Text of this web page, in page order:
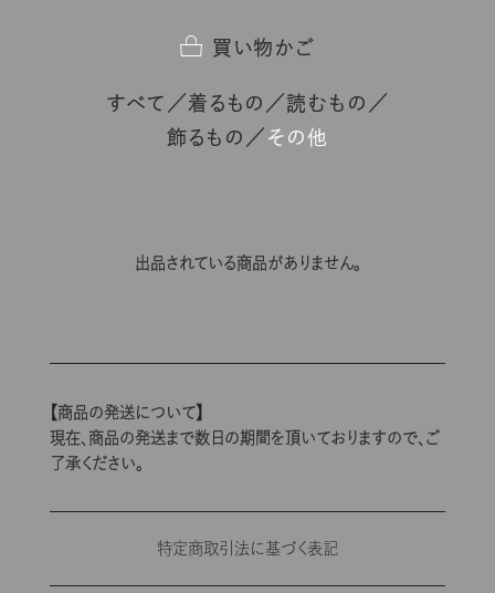
すべて 着るもの
読むもの
飾るもの
その他
買い物かご
出品されている商品がありません。
【商品の発送について】
現在、商品の発送まで数日の期間を頂いておりますので、ご
了承ください。
特定商取引法に基づく表記